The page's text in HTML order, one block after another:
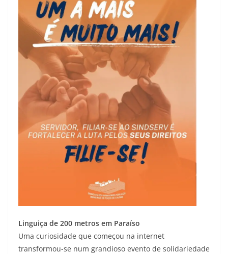
Linguiça de 200 metros em Paraíso
Uma curiosidade que começou na internet
transformou-se num grandioso evento de solidariedade